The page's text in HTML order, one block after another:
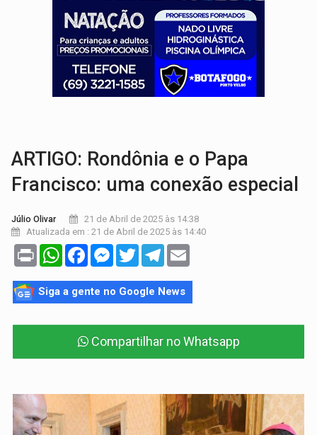
DIA DOS PAIS: Bailarina da Praça organiza celebração gratuita
VÍDEO:Perseguição a embarcação no rio Madeira termina com
MEGA SENA: Prêmio acumula para R$ 165
Publicação Legal:AVISO DE LICITAÇÃO: PREGÃO ELETRÔNICO Nº
ARTIGO: Rondônia e o Papa
Francisco: uma conexão especial
Júlio Olivar
21 de Abril de 2025 às 14:38
Atualizada em : 21 de Abril de 2025 às 14:40
Print WhatsAppFacebookMessenger
TwitterTelegram
Siga a gente no Google News
Compartilhar no Whatsapp